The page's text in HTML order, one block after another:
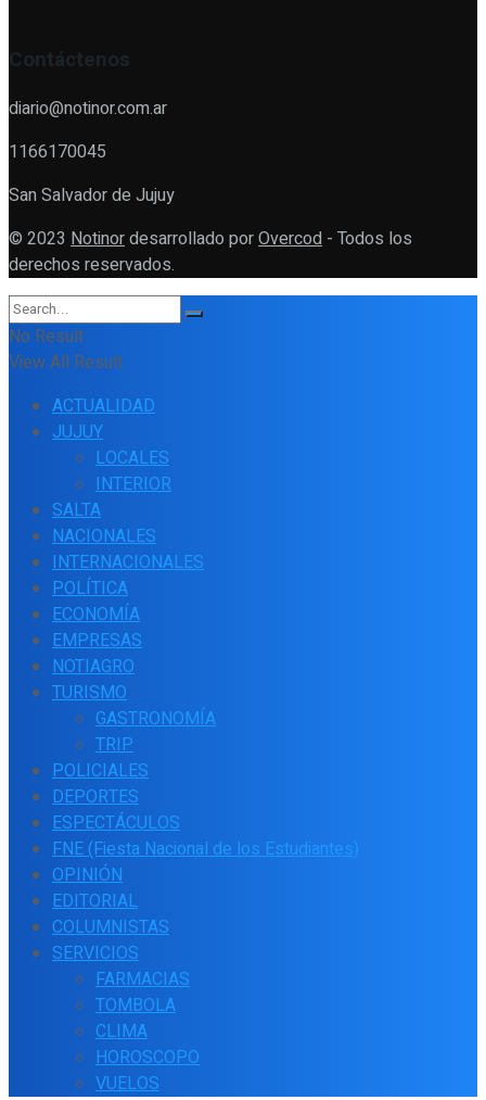
Contáctenos
diario@notinor.com.ar
1166170045
San Salvador de Jujuy
© 2023 Notinordesarrollado porOvercod - Todos los
derechos reservados.
No Result
View All Result
ACTUALIDAD
JUJUY
LOCALES
INTERIOR
SALTA
NACIONALES
INTERNACIONALES
POLÍTICA
ECONOMÍA
EMPRESAS
NOTIAGRO
TURISMO
GASTRONOMÍA
TRIP
POLICIALES
DEPORTES
ESPECTÁCULOS
FNE (Fiesta Nacional de los Estudiantes)
OPINIÓN
EDITORIAL
COLUMNISTAS
SERVICIOS
FARMACIAS
TOMBOLA
CLIMA
HOROSCOPO
VUELOS